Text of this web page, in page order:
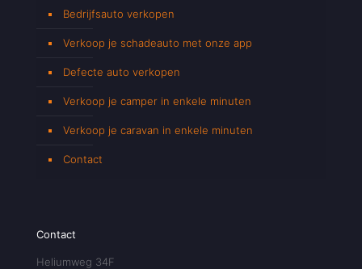
Bedrijfsauto verkopen
Verkoop je schadeauto met onze app
Defecte auto verkopen
Verkoop je camper in enkele minuten
Verkoop je caravan in enkele minuten
Contact
Contact
Heliumweg 34F